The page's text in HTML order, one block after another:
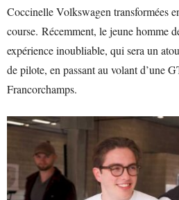
Coccinelle Volkswagen transformées
course. Récemment, le jeune homme
expérience inoubliable, qui sera un
de pilote, en passant au volant d’une
Francorchamps.